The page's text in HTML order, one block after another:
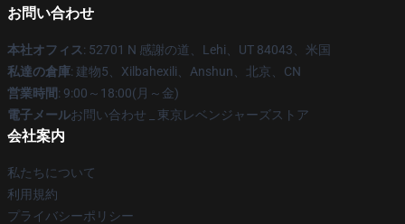
お問い合わせ
本社オフィス: 52701 N 感謝の道、Lehi、UT 84043、米国
私達の倉庫: 建物5、Xilbahexili、Anshun、北京、CN
営業時間: 9:00～18:00(月～金)
電子メールお問い合わせ _ 東京レベンジャーズストア
会社案内
私たちについて
利用規約
プライバシーポリシー